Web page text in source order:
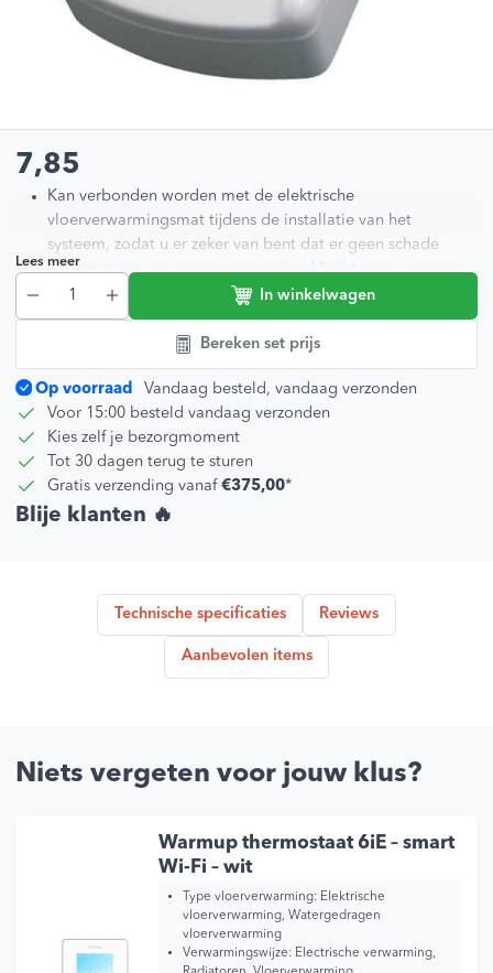
7,85
Kan verbonden worden met de elektrische
vloerverwarmingsmat tijdens de installatie van het
systeem, zodat u er zeker van bent dat er geen schade
optreedt aan de verwarmingskabel. Mocht er onverhoopt
toch een kabelbreuk zijn, dan laat de Watchdog dit horen
door middel van een alarmtoon.
Werkt op twee AAA batterijen welke zijn inbegrepen, net
zoals een kleine schroevendraaier om het klepje voor de
batterijen mee te openen/sluiten.
Lees meer
In winkelwagen
Bereken set prijs
Op voorraad
Vandaag besteld, vandaag verzonden
Voor 15:00 besteld vandaag verzonden
Kies zelf je bezorgmoment
Tot 30 dagen terug te sturen
Gratis verzending vanaf €375,00*
Blije klanten 🔥
Technische specificaties Reviews
Aanbevolen items
Niets vergeten voor jouw klus?
Warmup thermostaat 6iE – smart
Wi-Fi – wit
Type vloerverwarming: Elektrische
vloerverwarming, Watergedragen
vloerverwarming
Verwarmingswijze: Electrische verwarming,